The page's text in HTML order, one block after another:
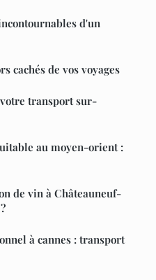
d'un
cachés de vos voyages
transport sur-
au moyen-orient :
de vin à Châteauneuf-
à cannes : transport